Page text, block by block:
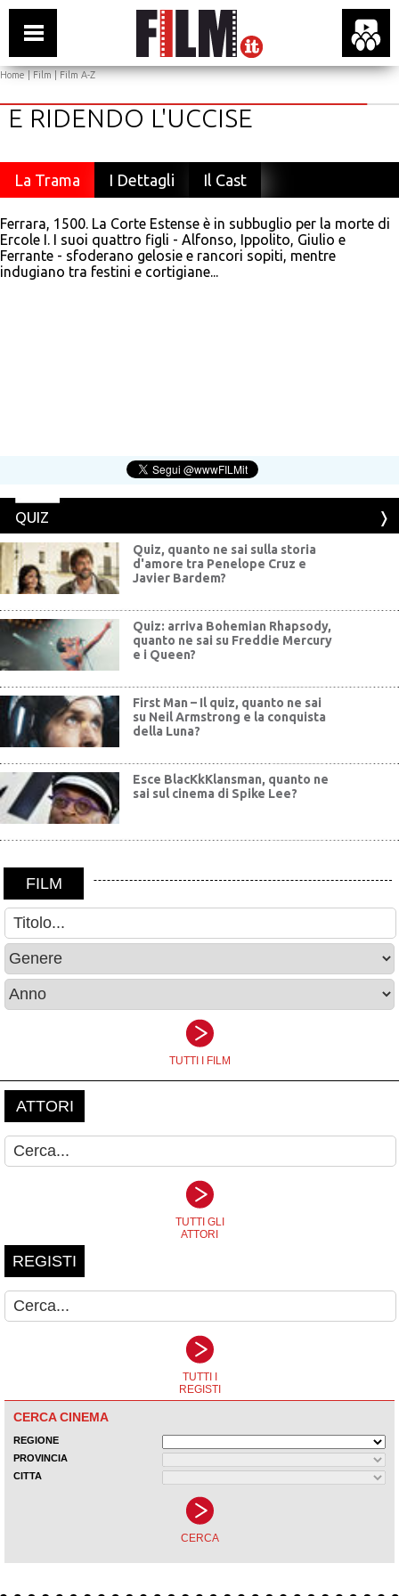
Home|Film|Film A-Z
E RIDENDO L'UCCISE
La Trama I Dettagli Il Cast
Ferrara, 1500. La Corte Estense è in subbuglio per la morte di
Ercole I. I suoi quattro figli - Alfonso, Ippolito, Giulio e
Ferrante - sfoderano gelosie e rancori sopiti, mentre
indugiano tra festini e cortigiane...
QUIZ
Quiz, quanto ne sai sulla storia
d'amore tra Penelope Cruz e
Javier Bardem?
Quiz: arriva Bohemian Rhapsody,
quanto ne sai su Freddie Mercury
e i Queen?
First Man – Il quiz, quanto ne sai
su Neil Armstrong e la conquista
della Luna?
Esce BlacKkKlansman, quanto ne
sai sul cinema di Spike Lee?